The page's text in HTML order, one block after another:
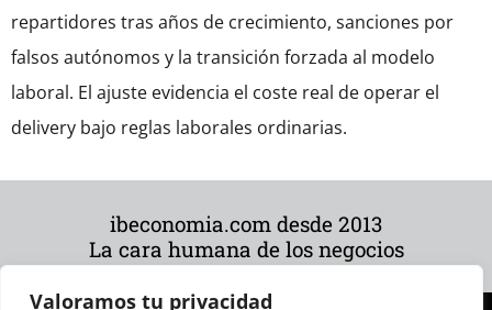
Valoramos tu privacidad
repartidores tras años de crecimiento, sanciones por
falsos autónomos y la transición forzada al modelo
laboral. El ajuste evidencia el coste real de operar el
delivery bajo reglas laborales ordinarias.
ibeconomia.com desde 2013
La cara humana de los negocios